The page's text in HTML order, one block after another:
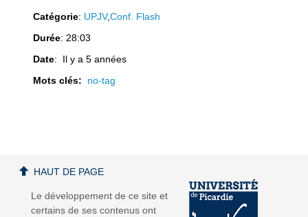
Catégorie: UPJV,Conf. Flash
Durée: 28:03
Date: Il y a 5 années
Mots clés: no-tag
Le développement de ce site et
certains de ses contenus ont
HAUT DE PAGE